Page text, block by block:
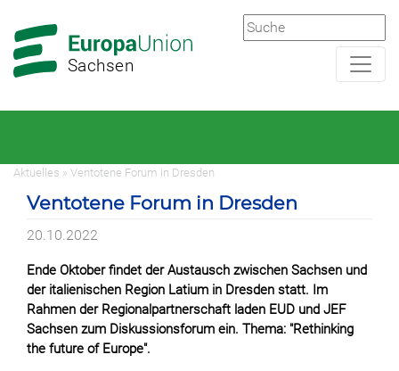
Hauptnavigation
Hauptbereich
Sachsen
Aktuelles » Ventotene Forum in Dresden
Ventotene Forum in Dresden
20.10.2022
Ende Oktober findet der Austausch zwischen Sachsen und
der italienischen Region Latium in Dresden statt. Im
Rahmen der Regionalpartnerschaft laden EUD und JEF
Sachsen zum Diskussionsforum ein. Thema: "Rethinking
the future of Europe".